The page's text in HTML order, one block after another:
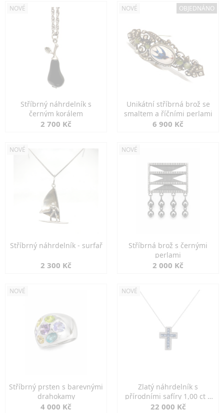
NOVÉ
Stříbrný náhrdelník s
černým korálem
2 700 Kč
NOVÉ OBJEDNÁNO
Unikátní stříbrná brož se
smaltem a říčními perlami
6 900 Kč
NOVÉ
Stříbrný náhrdelník - surfař
2 300 Kč
NOVÉ
Stříbrná brož s černými
perlami
2 000 Kč
NOVÉ
Stříbrný prsten s barevnými
drahokamy
4 000 Kč
NOVÉ
Zlatý náhrdelník s
přírodními safíry 1,00 ct a
diamanty
22 000 Kč